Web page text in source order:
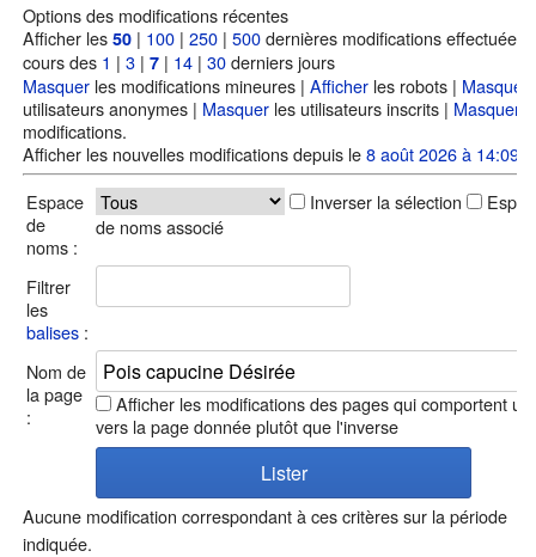
Options des modifications récentes
Afficher les 50 | 100 | 250 | 500dernières modifications effectuées
cours des 1 | 3 | 7 | 14 | 30derniers jours
Masquer les modifications mineures | Afficher les robots | Masquer
utilisateurs anonymes | Masquer les utilisateurs inscrits | Masquer
modifications.
Afficher les nouvelles modifications depuis le8 août 2026 à 14:09
Espace
de
noms :
Inverser la sélection
de noms associé
Filtrer
les
balises :
Nom de
la page
:
Afficher les modifications des pages qui comportent un
vers la page donnée plutôt que l'inverse
Aucune modification correspondant à ces critères sur la période
indiquée.